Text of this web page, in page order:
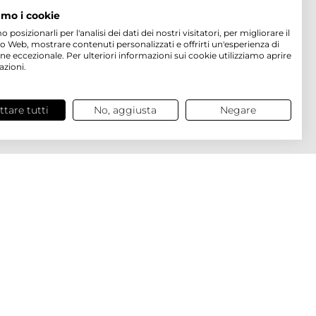
i cookie
posizionarli per l'analisi dei dati dei nostri visitatori, per migliorare il
Web, mostrare contenuti personalizzati e offrirti un'esperienza di
eccezionale. Per ulteriori informazioni sui cookie utilizziamo aprire
tutti No, aggiusta Negare